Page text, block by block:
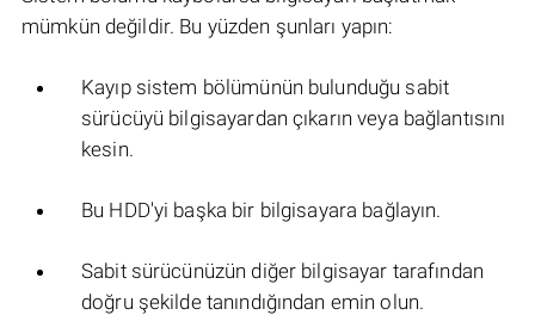
mümkün değildir. Bu yüzden şunları yapın:
Kayıp sistem bölümünün bulunduğu sabit
sürücüyü bilgisayardan çıkarın veya bağlantısını
kesin.
Bu HDD'yi başka bir bilgisayara bağlayın.
Sabit sürücünüzün diğer bilgisayar tarafından
doğru şekilde tanındığından emin olun.